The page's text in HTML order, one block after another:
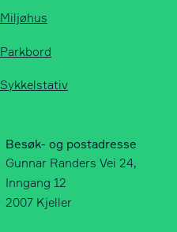
Miljøhus
Parkbord
Sykkelstativ
Besøk- og postadresse
Gunnar Randers Vei 24,
Inngang 12
2007 Kjeller